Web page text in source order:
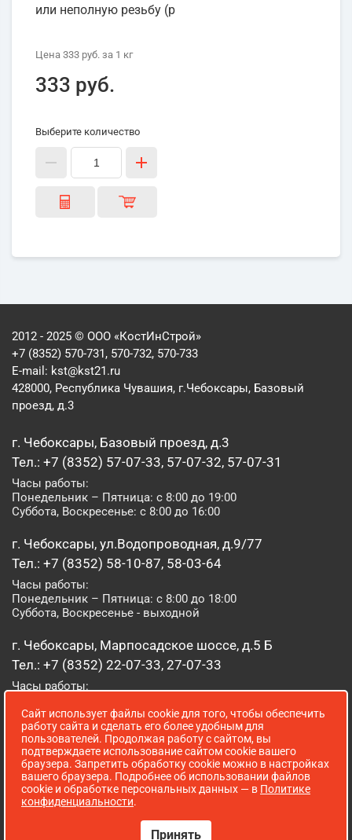
или неполную резьбу (р
Цена 333 руб. за 1 кг
333 руб.
Выберите количество
2012 - 2025 © ООО «КостИнСтрой»
+7 (8352) 570-731, 570-732, 570-733
E-mail: kst@kst21.ru
428000, Республика Чувашия, г.Чебоксары, Базовый
проезд, д.3
г. Чебоксары, Базовый проезд, д.3
Тел.: +7 (8352) 57-07-33, 57-07-32, 57-07-31
Часы работы:
Понедельник – Пятница: с 8:00 до 19:00
Суббота, Воскресенье: с 8:00 до 16:00
г. Чебоксары, ул.Водопроводная, д.9/77
Тел.: +7 (8352) 58-10-87, 58-03-64
Часы работы:
Понедельник – Пятница: с 8:00 до 18:00
Суббота, Воскресенье - выходной
г. Чебоксары, Марпосадское шоссе, д.5 Б
Тел.: +7 (8352) 22-07-33, 27-07-33
Часы работы:
Суббота, Воскресенье: с 8:00 до 16:00
г. Йошкар-Ола, ул. Луначарского, д. 52 А
Тел.: (8362) 41-07-31
Часы работы:
Понедельник – Пятница: с 8:00 до 18:00
Сайт использует файлы cookie для того, чтобы обеспечить
работу сайта и сделать его более удобным для
пользователей. Продолжая работу с сайтом, вы
подтверждаете использование сайтом cookie вашего
браузера. Запретить обработку cookie можно в настройках
вашего браузера. Подробнее об использовании файлов
cookie и обработке персональных данных — в Политике
конфиденциальности.
Принять